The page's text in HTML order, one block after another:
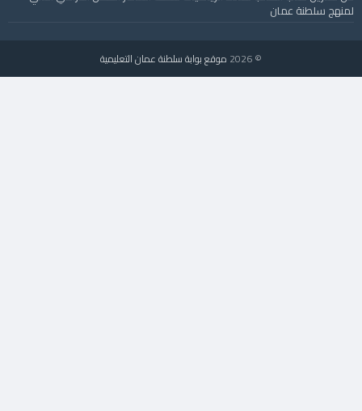
لمنهج سلطنة عمان
© 2026 موقع بوابة سلطنة عمان التعليمية